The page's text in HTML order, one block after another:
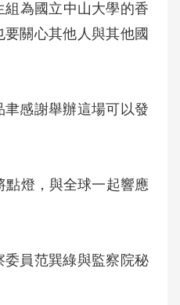
為國立中山大學的香
關心其他人與其他國
感謝舉辦這場可以發
點燈，與全球一起響應
員范巽綠與監察院秘